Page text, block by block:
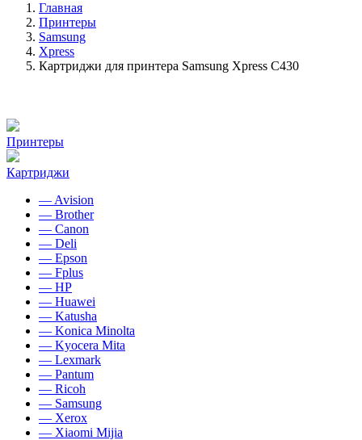
Главная
Принтеры
Samsung
Xpress
Картриджи для принтера Samsung Xpress C430
Принтеры
Картриджи
— Avision
— Brother
— Canon
— Deli
— Epson
— Fplus
— HP
— Huawei
— Katusha
— Konica Minolta
— Kyocera Mita
— Lexmark
— Pantum
— Ricoh
— Samsung
— Xerox
— Xiaomi Mijia